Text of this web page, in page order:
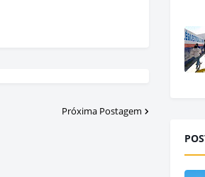
Próxima Postagem